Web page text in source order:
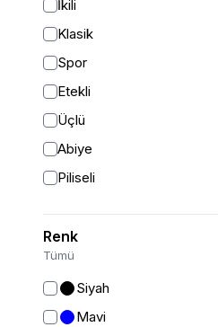
Hırka
Yelek
Ceket
İkili
Klasik
Spor
Etekli
Üçlü
Abiye
Piliseli
Renk
Tümü
Siyah
Mavi